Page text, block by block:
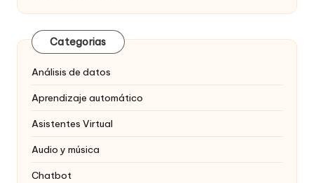
Categorias
Análisis de datos
Aprendizaje automático
Asistentes Virtual
Audio y música
Chatbot